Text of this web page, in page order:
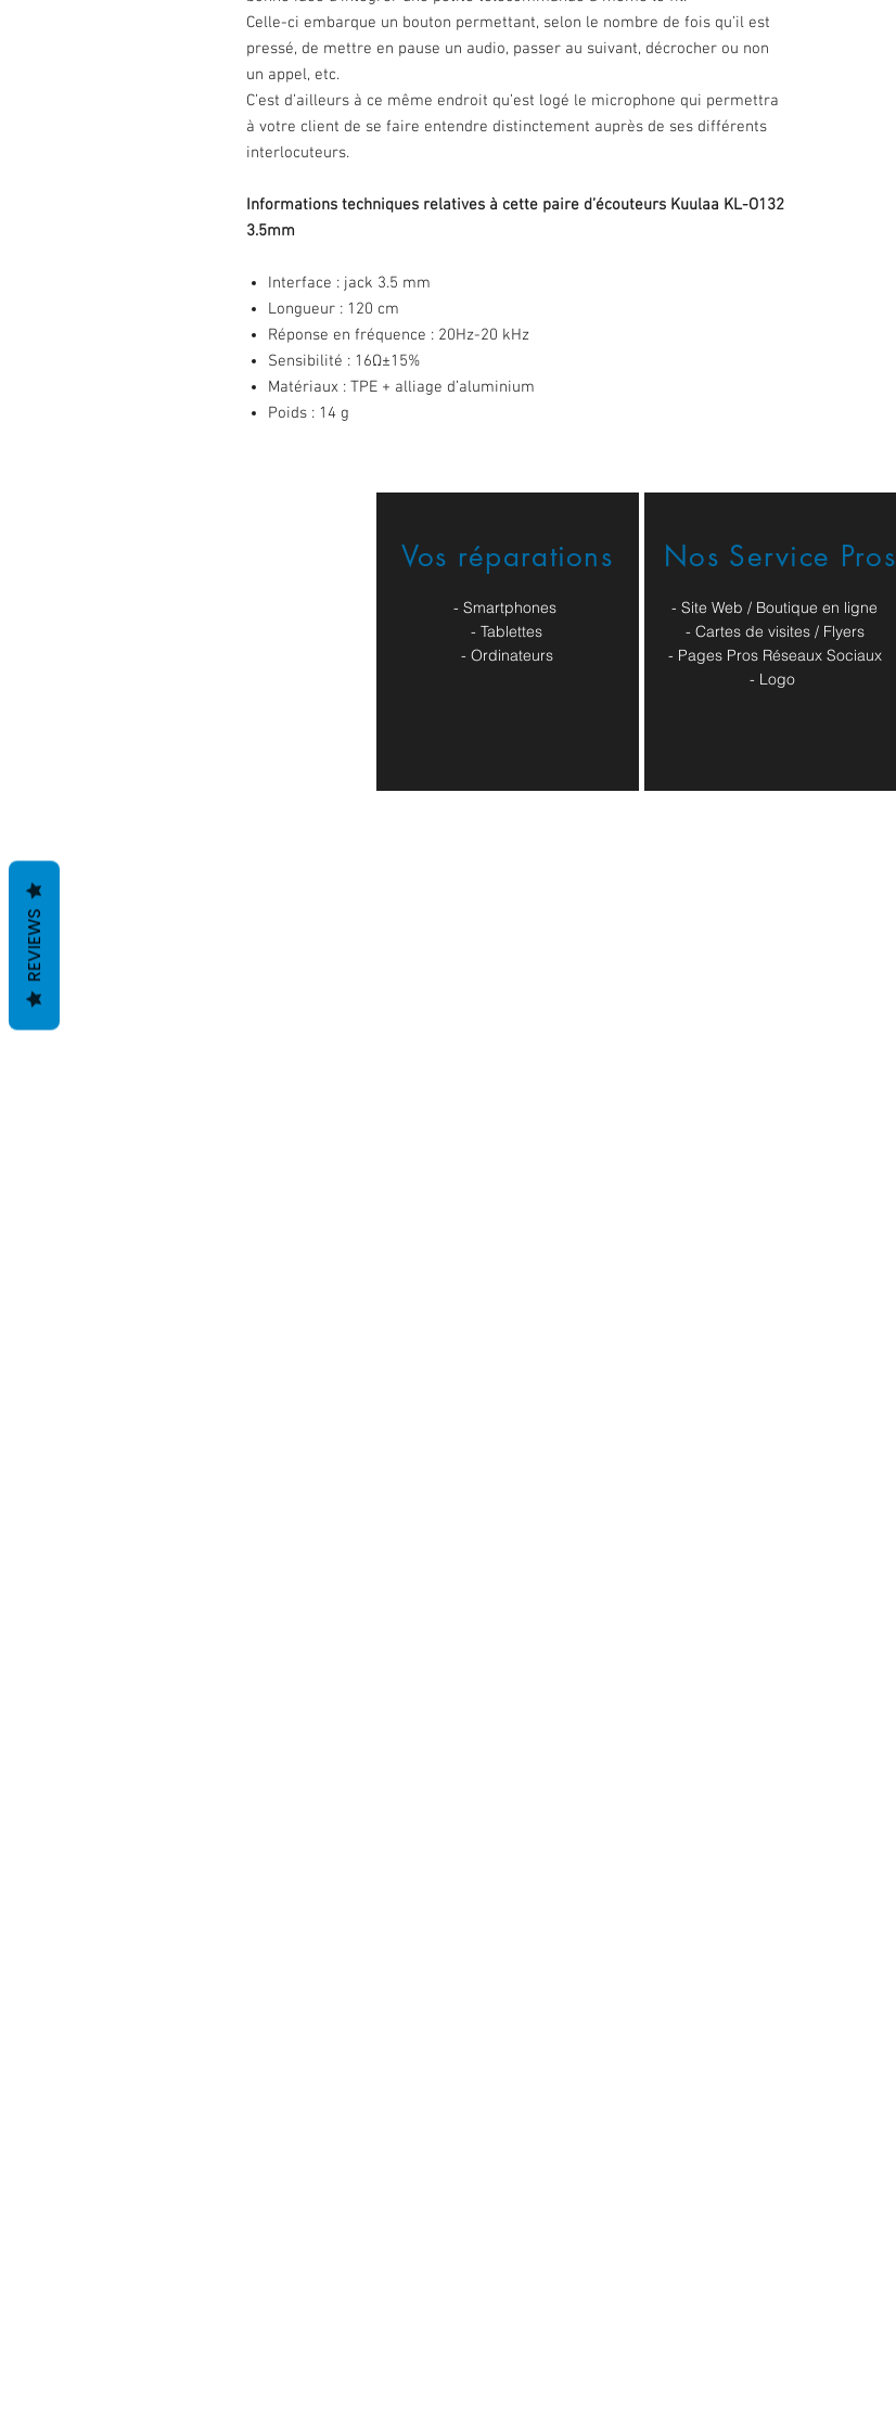
Celle-ci embarque un bouton permettant, selon le nombre de fois qu’il est
pressé, de mettre en pause un audio, passer au suivant, décrocher ou non
un appel, etc.
C’est d’ailleurs à ce même endroit qu’est logé le microphone qui permettra
à votre client de se faire entendre distinctement auprès de ses différents
interlocuteurs.
Informations techniques relatives à cette paire d’écouteurs Kuulaa KL-O132
3.5mm
Interface : jack 3.5 mm
Longueur : 120 cm
Réponse en fréquence : 20Hz-20 kHz
Sensibilité : 16Ω±15%
Matériaux : TPE + alliage d’aluminium
Poids : 14 g
Vos réparations
- Smartphones
- Tablettes
- Ordinateurs
Nos Service Pros
- Site Web / Boutique en ligne
- Cartes de visites / Flyers
- Pages Pros Réseaux Sociaux
​- Logo
REVIEWS